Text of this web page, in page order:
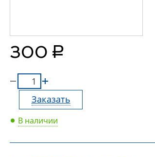
300 руб.
Заказать
В наличии